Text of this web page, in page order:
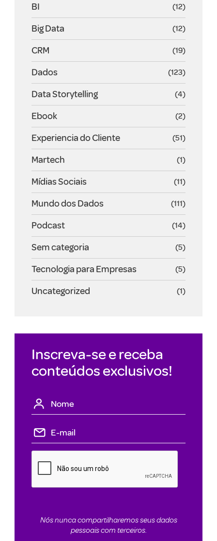
BI (12)
Big Data (12)
CRM (19)
Dados (123)
Data Storytelling (4)
Ebook (2)
Experiencia do Cliente (51)
Martech (1)
Mídias Sociais (11)
Mundo dos Dados (111)
Podcast (14)
Sem categoria (5)
Tecnologia para Empresas (5)
Uncategorized (1)
Inscreva-se e receba
conteúdos exclusivos!
Nós nunca compartilharemos seus dados
pessoais com terceiros.